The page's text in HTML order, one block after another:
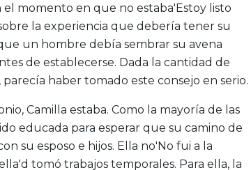
momento en que no estaba'Estoy listo
la experiencia que debería tener su
un hombre debía sembrar su avena
de establecerse. Dada la cantidad de
haber tomado este consejo en serio.
Camilla estaba. Como la mayoría de las
educada para esperar que su camino de
su esposo e hijos. Ella no'No fui a la
tomó trabajos temporales. Para ella, la